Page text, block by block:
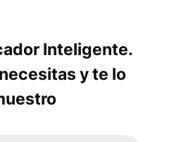
Inteligente.
y te lo